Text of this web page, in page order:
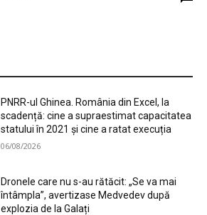
PNRR-ul Ghinea. România din Excel, la
scadență: cine a supraestimat capacitatea
statului în 2021 și cine a ratat execuția
06/08/2026
Dronele care nu s-au rătăcit: „Se va mai
întâmpla”, avertizase Medvedev după
explozia de la Galați